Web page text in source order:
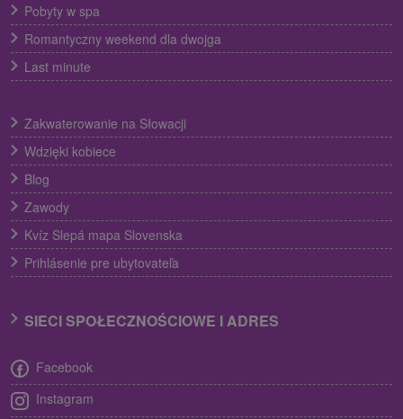
Pobyty w spa
Romantyczny weekend dla dwojga
Last minute
Zakwaterowanie na Słowacji
Wdzięki kobiece
Blog
Zawody
Kvíz Slepá mapa Slovenska
Prihlásenie pre ubytovateľa
SIECI SPOŁECZNOŚCIOWE I ADRES
Facebook
Instagram